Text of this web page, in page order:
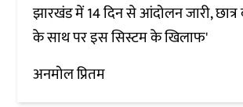
झारखंड में 14 दिन से आंदोलन जारी, छात्र
के साथ पर इस सिस्टम के खिलाफ'
अनमोल प्रितम